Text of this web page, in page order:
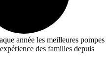
année les meilleures pompes
des familles depuis